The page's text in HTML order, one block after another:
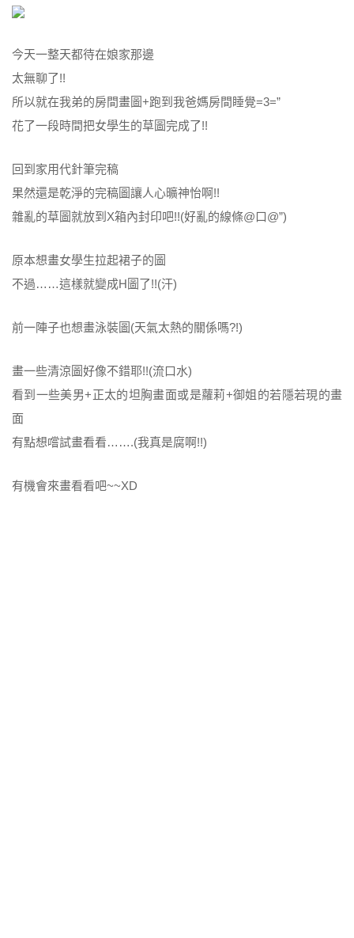
今天一整天都待在娘家那邊
太無聊了!!
所以就在我弟的房間畫圖+跑到我爸媽房間睡覺=3=”
花了一段時間把女學生的草圖完成了!!
回到家用代針筆完稿
果然還是乾淨的完稿圖讓人心曠神怡啊!!
雜亂的草圖就放到X箱內封印吧!!(好亂的線條@口@”)
原本想畫女學生拉起裙子的圖
不過……這樣就變成H圖了!!(汗)
前一陣子也想畫泳裝圖(天氣太熱的關係嗎?!)
畫一些清涼圖好像不錯耶!!(流口水)
看到一些美男+正太的坦胸畫面或是蘿莉+御姐的若隱若現的畫
面
有點想嚐試畫看看…….(我真是腐啊!!)
有機會來畫看看吧~~XD